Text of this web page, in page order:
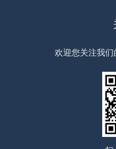
欢迎您关注我们